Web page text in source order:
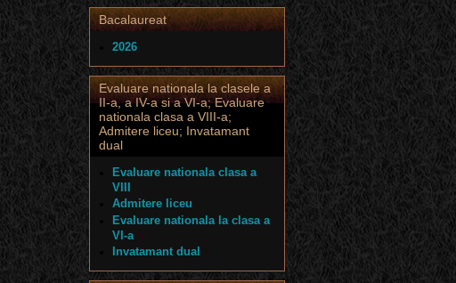
Bacalaureat
2026
Evaluare nationala la clasele a
II-a, a IV-a si a VI-a; Evaluare
nationala clasa a VIII-a;
Admitere liceu; Invatamant
dual
Evaluare nationala clasa a
VIII
Admitere liceu
Evaluare nationala la clasa a
VI-a
Invatamant dual